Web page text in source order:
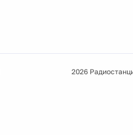
2026